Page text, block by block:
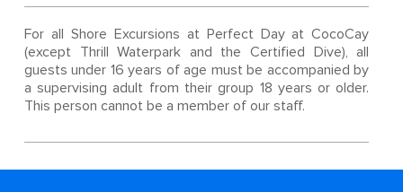
For all Shore Excursions at Perfect Day at CocoCay
(except Thrill Waterpark and the Certified Dive), all
guests under 16 years of age must be accompanied by
a supervising adult from their group 18 years or older.
This person cannot be a member of our staff.